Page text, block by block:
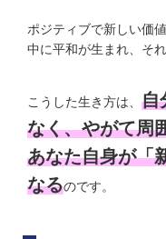
ポジティブで新しい価
中に平和が生まれ、そ
こうした生き方は、 自
なく、やがて周
あなた自身が「
なるのです。